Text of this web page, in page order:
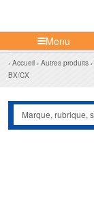
Menu
Accueil Autres produits
BX/CX